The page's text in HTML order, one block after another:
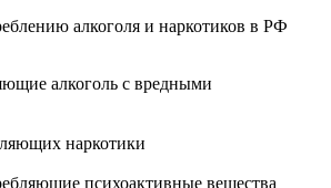
алкоголя и наркотиков в РФ
алкоголь с вредными
наркотики
психоактивные вещества